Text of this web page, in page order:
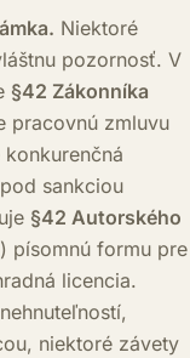
Niektoré
pozornosť. V
§42 Zákonníka
pracovnú zmluvu
sankciou
§42 Autorského
písomnú formu pre
licencia.
niektoré závety